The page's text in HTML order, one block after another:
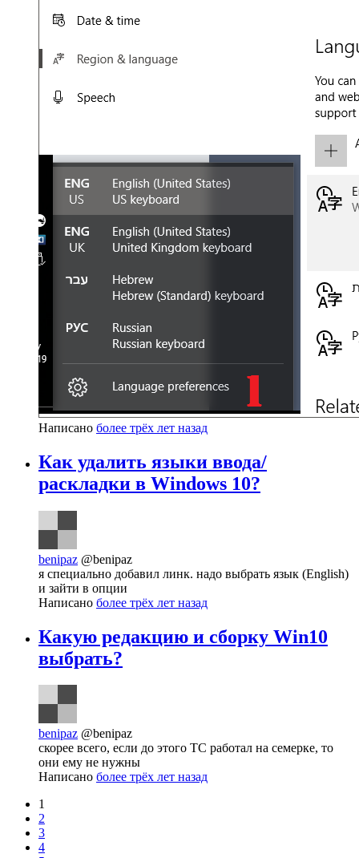
Написано более трёх лет назад
Как удалить языки ввода/
раскладки в Windows 10?
benipaz @benipaz
я специально добавил линк. надо выбрать язык (English)
и зайти в опции
Написано более трёх лет назад
Какую редакцию и сборку Win10
выбрать?
benipaz @benipaz
скорее всего, если до этого ТС работал на семерке, то
они ему не нужны
Написано более трёх лет назад
1
2
3
4